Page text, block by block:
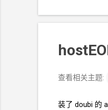
查看相关主题:
装了 doubi 的